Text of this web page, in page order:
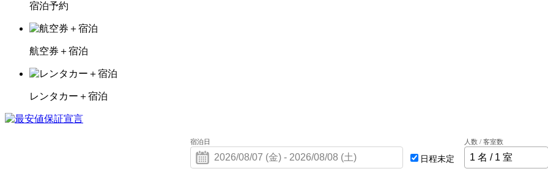
宿泊予約
航空券＋宿泊
レンタカー＋宿泊
宿泊日
日程未定
人数 / 客室数